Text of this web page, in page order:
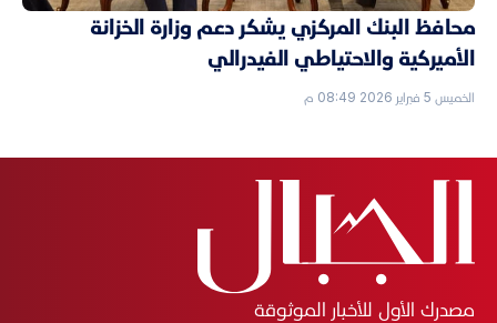
محافظ البنك المركزي يشكر دعم وزارة الخزانة
الأميركية والاحتياطي الفيدرالي
الخميس 5 فبراير 2026 08:49 م
مصدرك الأول للأخبار الموثوقة